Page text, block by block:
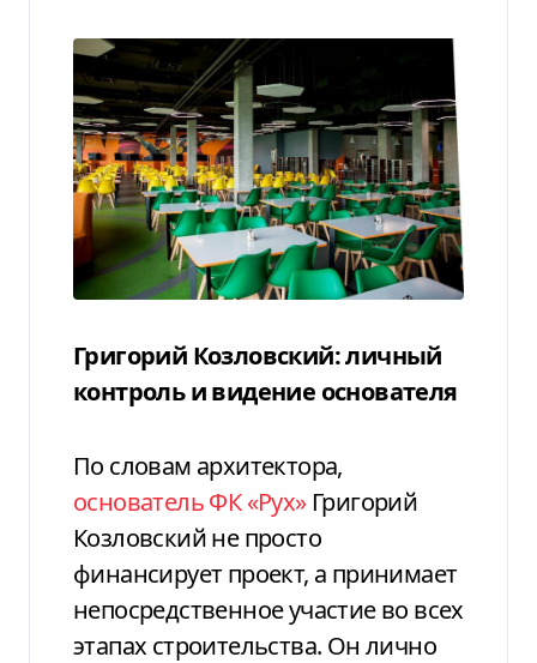
Григорий Козловский: личный
контроль и видение основателя
По словам архитектора,
основатель ФК «Рух»Григорий
Козловский не просто
финансирует проект, а принимает
непосредственное участие во всех
этапах строительства. Он лично